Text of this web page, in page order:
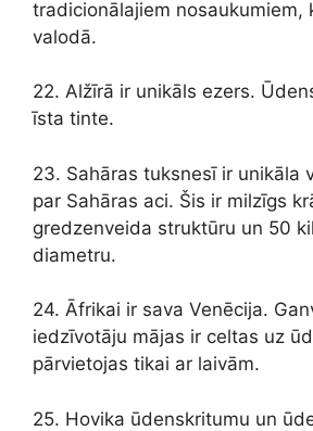
tradicionālajiem nosaukumiem,
valodā.
22. Alžīrā ir unikāls ezers.
īsta tinte.
23. Sahāras tuksnesī ir unikāla
par Sahāras aci. Šis ir milzīgs
gredzenveida struktūru un 50
diametru.
24. Āfrikai ir sava Venēcija.
iedzīvotāju mājas ir celtas uz
pārvietojas tikai ar laivām.
25. Hovika ūdenskritumu un